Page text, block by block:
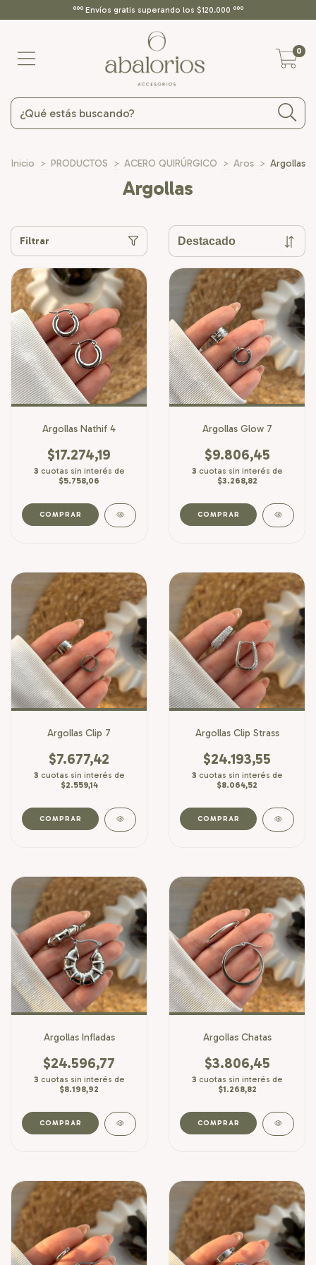
ººº Envíos gratis superando los $120.000 ººº
0
Inicio > PRODUCTOS > ACERO QUIRÚRGICO > Aros > Argollas
Argollas
Filtrar
Argollas Nathif 4
$17.274,19
3 cuotas sin interés de
$5.758,06
Argollas Glow 7
$9.806,45
3 cuotas sin interés de
$3.268,82
Argollas Clip 7
$7.677,42
3 cuotas sin interés de
$2.559,14
Argollas Clip Strass
$24.193,55
3 cuotas sin interés de
$8.064,52
Argollas Infladas
$24.596,77
3 cuotas sin interés de
$8.198,92
Argollas Chatas
$3.806,45
3 cuotas sin interés de
$1.268,82
COMPRAR